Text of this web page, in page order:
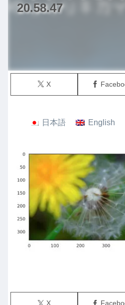
20.58.47
X
日本語 English
X